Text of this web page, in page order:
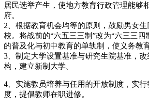
居民选举产生，使地方教育行政管理能够
府。
2、根据教育机会均等的原则，鼓励男女
校。将战前的“六五三三制”改为“六三三四
的普及化与初中教育的单轨制，使义务教
3、制定大学设置基准与研究生院基准，
构，建立新制大学。
4、实施教员培养与任用的开放制度，实行
度，提倡教师在职进修。